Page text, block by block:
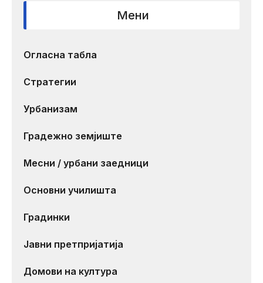
Мени
Огласна табла
Стратегии
Урбанизам
Градежно земјиште
Месни / урбани заедници
Основни училишта
Градинки
Јавни претпријатија
Домови на култура